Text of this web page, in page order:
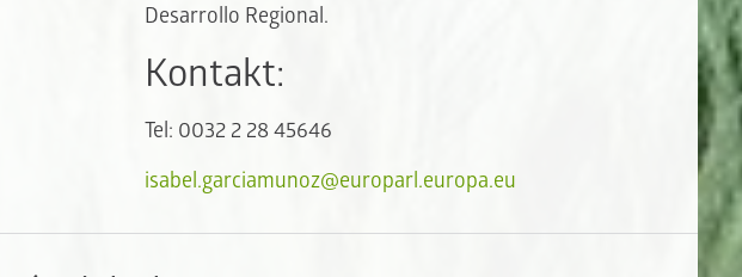
Desarrollo Regional.
Kontakt:
Tel: 0032 2 28 45646
isabel.garciamunoz@europarl.europa.eu